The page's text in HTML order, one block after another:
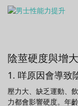
陰莖硬度與增
1. 咩原因會導致
壓力大、缺乏運動、
力都會影響硬度。年